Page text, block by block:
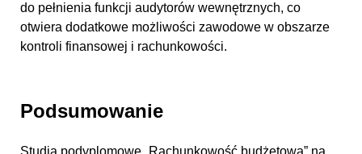
do pełnienia funkcji audytorów wewnętrznych, co
otwiera dodatkowe możliwości zawodowe w obszarze
kontroli finansowej i rachunkowości.
Podsumowanie